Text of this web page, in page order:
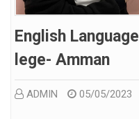
English
Lege- Amman
ADMIN 05/05/2023